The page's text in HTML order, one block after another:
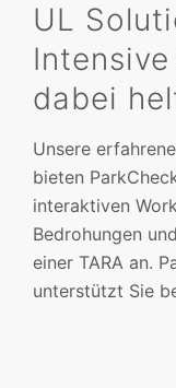
UL
dabei
Unsere
bieten
interaktiven
Bedrohungen
einer TARA an.
unterstützt Sie